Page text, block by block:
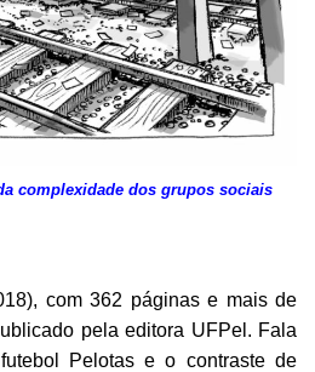
complexidade dos grupos sociais
com 362 páginas e mais de
pela editora UFPel. Fala
Pelotas e o contraste de